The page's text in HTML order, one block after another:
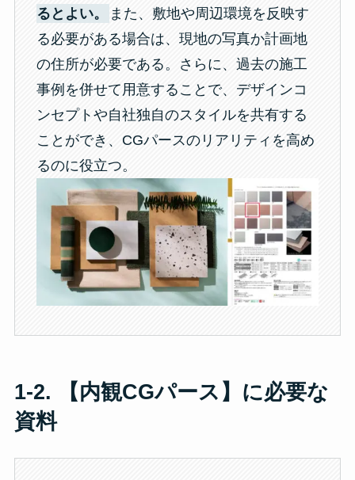
るとよい。
また、敷地や周辺環境を反映す
る必要がある場合は、現地の写真か計画地
の住所が必要である。さらに、過去の施工
事例を併せて用意することで、デザインコ
ンセプトや自社独自のスタイルを共有する
ことができ、CGパースのリアリティを高め
るのに役立つ。
1-2. 【内観CGパース】に必要な
資料